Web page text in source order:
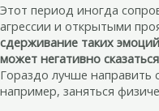
Этот период иногда
агрессии и открытыми
сдерживание таких
может негативно
Гораздо лучше направить
например, заняться